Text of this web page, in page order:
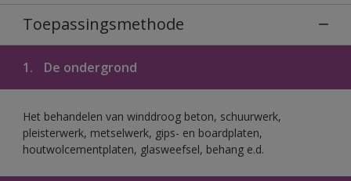
Toepassingsmethode
1. De ondergrond
Het behandelen van winddroog beton, schuurwerk,
pleisterwerk, metselwerk, gips- en boardplaten,
houtwolcementplaten, glasweefsel, behang e.d.